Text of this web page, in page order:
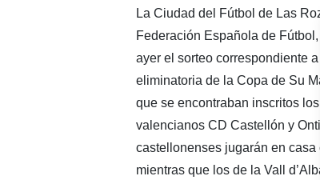
La Ciudad del Fútbol de Las
Federación Española de Fútbol,
ayer el sorteo correspondiente
eliminatoria de la Copa de Su
que se encontraban inscritos
valencianos CD Castellón y
castellonenses jugarán en casa
mientras que los de la Vall